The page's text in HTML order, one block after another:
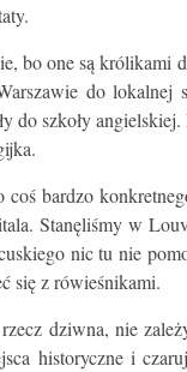
bo one są królikami
do lokalnej
do szkoły
bardzo
Stanęliśmy w
nic tu nie
się z rówieśnikami.
dziwna, nie
historyczne i